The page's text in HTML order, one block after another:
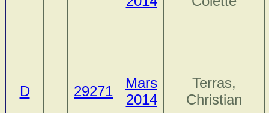
D 29271
Mars
2014
Terras,
Christian